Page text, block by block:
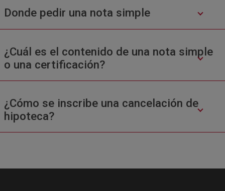
Donde pedir una nota simple
¿Cuál es el contenido de una nota simple
o una certificación?
¿Cómo se inscribe una cancelación de
hipoteca?